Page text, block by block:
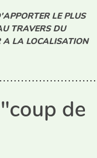
LE PLUS
TRAVERS DU
A LA LOCALISATION
de